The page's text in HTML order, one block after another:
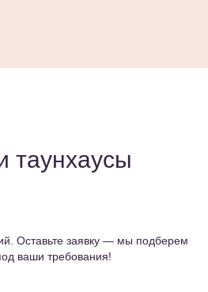
таунхаусы
Оставьте заявку — мы подберем
ваши требования!